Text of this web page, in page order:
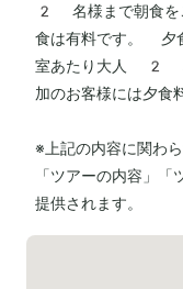
2 名様まで朝食を
食は有料です。 夕
室あたり大人 2 名
加のお客様には夕食
※上記の内容に関わ
「ツアーの内容」
提供されます。